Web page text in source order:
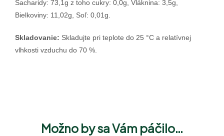
Sacharidy: 73,1g z toho cukry: 0,0g, Vláknina: 3,5g,
Bielkoviny: 11,02g, Soľ: 0,01g.
Skladovanie: Skladujte pri teplote do 25 °C a relatívnej
vlhkosti vzduchu do 70 %.
Možno by sa Vám páčilo…